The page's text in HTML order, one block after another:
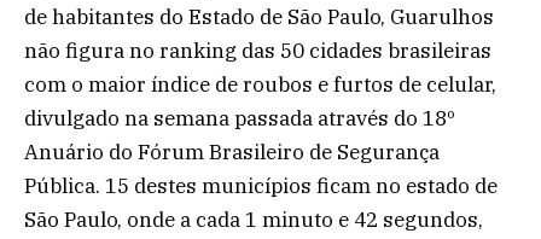
de habitantes do Estado de São Paulo, Guarulhos
não figura no ranking das 50 cidades brasileiras
com o maior índice de roubos e furtos de celular,
divulgado na semana passada através do 18º
Anuário do Fórum Brasileiro de Segurança
Pública. 15 destes municípios ficam no estado de
São Paulo, onde a cada 1 minuto e 42 segundos,